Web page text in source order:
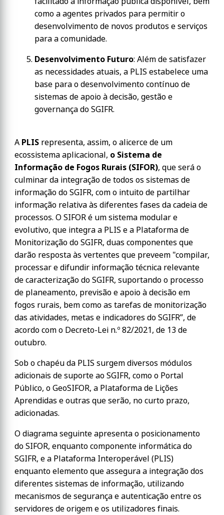
como a agentes privados para permitir o
desenvolvimento de novos produtos e serviços
para a comunidade.
Desenvolvimento Futuro: Além de satisfazer
as necessidades atuais, a PLIS estabelece uma
base para o desenvolvimento contínuo de
sistemas de apoio à decisão, gestão e
governança do SGIFR.
A PLIS representa, assim, o alicerce de um
ecossistema aplicacional, o Sistema de
Informação de Fogos Rurais (SIFOR), que será o
culminar da integração de todos os sistemas de
informação do SGIFR, com o intuito de partilhar
informação relativa às diferentes fases da cadeia de
processos. O SIFOR é um sistema modular e
evolutivo, que integra a PLIS e a Plataforma de
Monitorização do SGIFR, duas componentes que
darão resposta às vertentes que preveem "compilar,
processar e difundir informação técnica relevante
de caracterização do SGIFR, suportando o processo
de planeamento, previsão e apoio à decisão em
fogos rurais, bem como as tarefas de monitorização
das atividades, metas e indicadores do SGIFR”, de
acordo com o Decreto-Lei n.º 82/2021, de 13 de
outubro.
Sob o chapéu da PLIS surgem diversos módulos
adicionais de suporte ao SGIFR, como o Portal
Público, o GeoSIFOR, a Plataforma de Lições
Aprendidas e outras que serão, no curto prazo,
adicionadas.
O diagrama seguinte apresenta o posicionamento
do SIFOR, enquanto componente informática do
SGIFR, e a Plataforma Interoperável (PLIS)
enquanto elemento que assegura a integração dos
diferentes sistemas de informação, utilizando
mecanismos de segurança e autenticação entre os
servidores de origem e os utilizadores finais.